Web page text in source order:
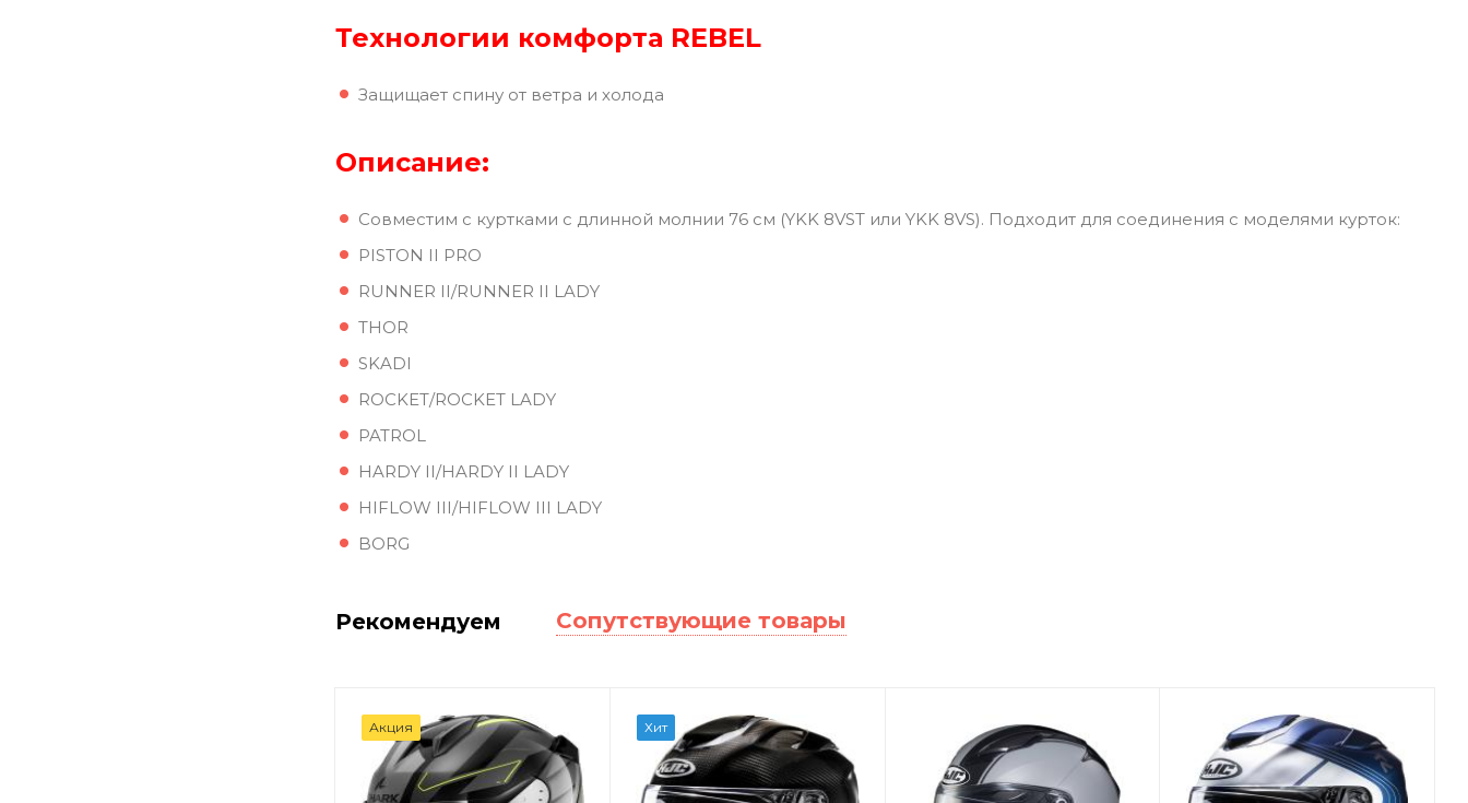
Технологии комфорта REBEL
Защищает спину от ветра и холода
Описание:
Совместим с куртками с длинной молнии 76 см (YKK 8VST или YKK 8VS). Подходит для соединения с моделями курток:
PISTON II PRO
RUNNER II/RUNNER II LADY
THOR
SKADI
ROCKET/ROCKET LADY
PATROL
HARDY II/HARDY II LADY
HIFLOW III/HIFLOW III LADY
BORG
Рекомендуем Сопутствующие товары
Акция Хит